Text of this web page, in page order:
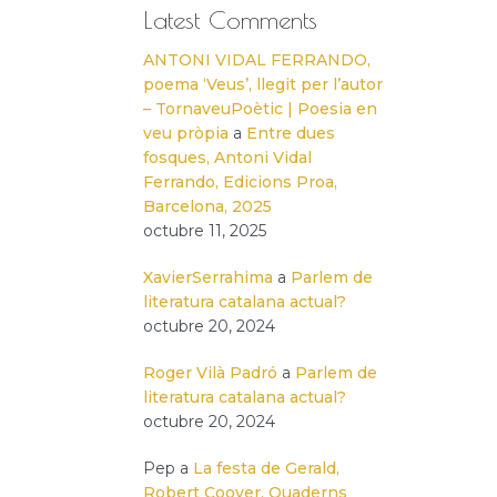
Latest Comments
ANTONI VIDAL FERRANDO,
poema ‘Veus’, llegit per l’autor
– TornaveuPoètic | Poesia en
veu pròpia a Entre dues
fosques, Antoni Vidal
Ferrando, Edicions Proa,
Barcelona, 2025
octubre 11, 2025
XavierSerrahima a Parlem de
literatura catalana actual?
octubre 20, 2024
Roger Vilà Padró a Parlem de
literatura catalana actual?
octubre 20, 2024
Pep a La festa de Gerald,
Robert Coover, Quaderns